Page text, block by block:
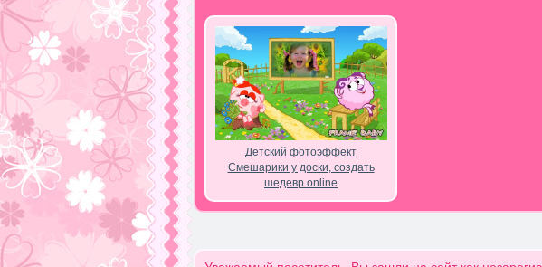
Детский фотоэффект
Смешарики у доски, создать
шедевр online